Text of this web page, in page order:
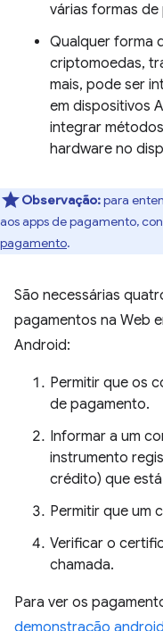
várias formas
Qualquer forma
criptomoedas,
mais, pode ser
em dispositivos
integrar
hardware no
Observação:para
aos apps de pagamento,
pagamento.
São necessárias
pagamentos na Web
Android:
Permitir que os
de pagamento.
Informar a um
instrumento
crédito) que
Permitir que um
Verificar o
chamada.
Para ver os
demonstração